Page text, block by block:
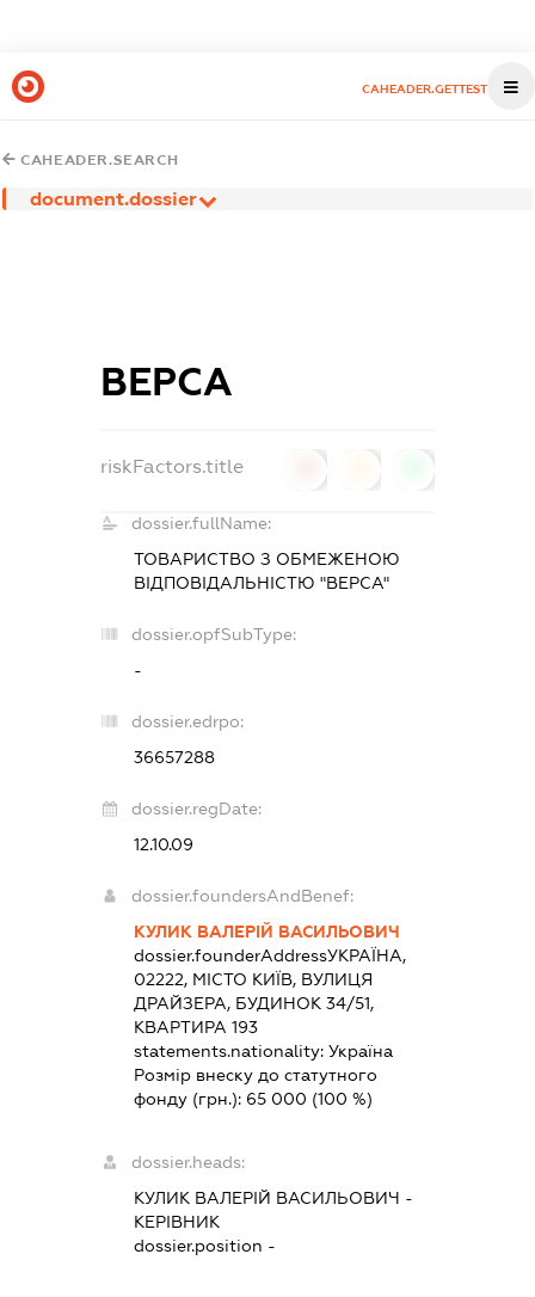
CAHEADER.GETTEST
CAHEADER.SEARCH
document.dossier
ВЕРСА
riskFactors.title
dossier.fullName:
ТОВАРИСТВО З ОБМЕЖЕНОЮ
ВІДПОВІДАЛЬНІСТЮ "ВЕРСА"
dossier.opfSubType:
-
dossier.edrpo:
36657288
dossier.regDate:
12.10.09
dossier.foundersAndBenef:
КУЛИК ВАЛЕРІЙ ВАСИЛЬОВИЧ
dossier.founderAddressУКРАЇНА,
02222, МІСТО КИЇВ, ВУЛИЦЯ
ДРАЙЗЕРА, БУДИНОК 34/51,
КВАРТИРА 193
statements.nationality:Україна
Розмір внеску до статутного
фонду (грн.): 65 000 (100 %)
dossier.heads:
КУЛИК ВАЛЕРІЙ ВАСИЛЬОВИЧ -
КЕРІВНИК
dossier.position -